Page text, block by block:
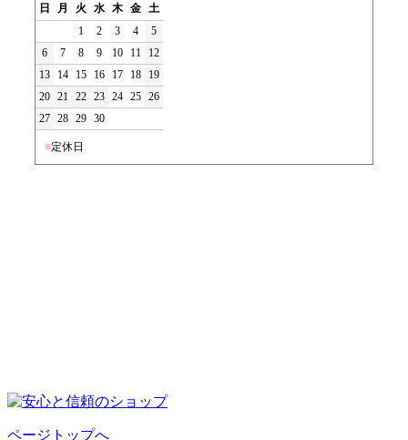
日
月 火 水 木 金 土
1
2 3 4
5
6
7 8 9 10 11
12
13
14 15 16 17 18
19
20 21 22 23 24 25 26
27 28 29 30
■定休日
ページトップへ